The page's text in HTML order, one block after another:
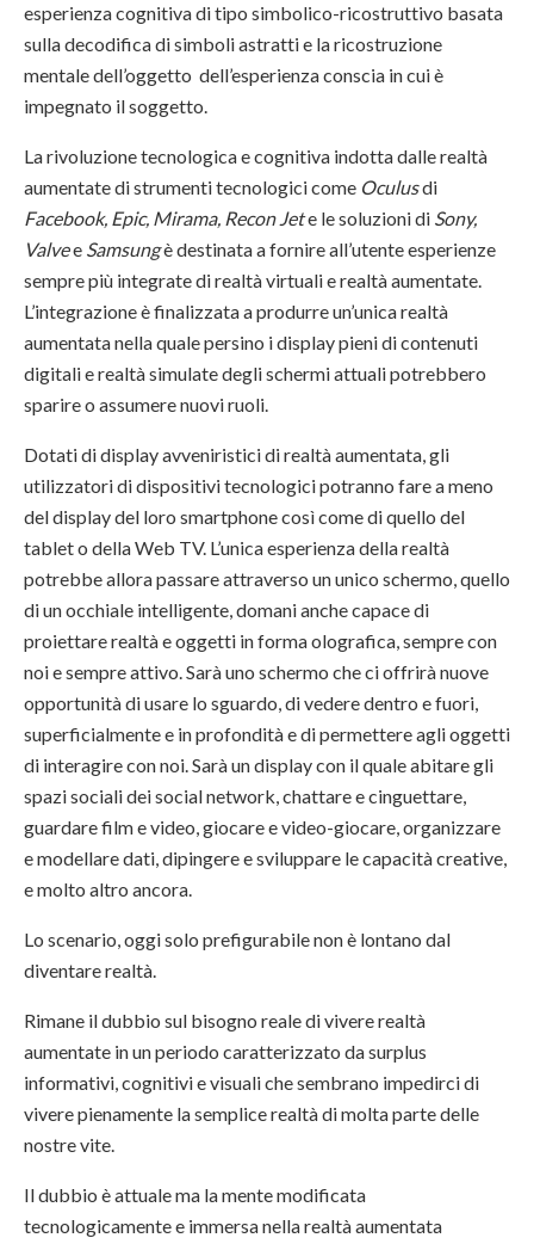
esperienza cognitiva di tipo simbolico-ricostruttivo basata
sulla decodifica di simboli astratti e la ricostruzione
mentale dell’oggetto dell’esperienza conscia in cui è
impegnato il soggetto.
La rivoluzione tecnologica e cognitiva indotta dalle realtà
aumentate di strumenti tecnologici come Oculusdi
Facebook, Epic, Mirama, Recon Jete le soluzioni di Sony,
Valvee Samsungè destinata a fornire all’utente esperienze
sempre più integrate di realtà virtuali e realtà aumentate.
L’integrazione è finalizzata a produrre un’unica realtà
aumentata nella quale persino i display pieni di contenuti
digitali e realtà simulate degli schermi attuali potrebbero
sparire o assumere nuovi ruoli.
Dotati di display avveniristici di realtà aumentata, gli
utilizzatori di dispositivi tecnologici potranno fare a meno
del display del loro smartphone così come di quello del
tablet o della Web TV. L’unica esperienza della realtà
potrebbe allora passare attraverso un unico schermo, quello
di un occhiale intelligente, domani anche capace di
proiettare realtà e oggetti in forma olografica, sempre con
noi e sempre attivo. Sarà uno schermo che ci offrirà nuove
opportunità di usare lo sguardo, di vedere dentro e fuori,
superficialmente e in profondità e di permettere agli oggetti
di interagire con noi. Sarà un display con il quale abitare gli
spazi sociali dei social network, chattare e cinguettare,
guardare film e video, giocare e video-giocare, organizzare
e modellare dati, dipingere e sviluppare le capacità creative,
e molto altro ancora.
Lo scenario, oggi solo prefigurabile non è lontano dal
diventare realtà.
Rimane il dubbio sul bisogno reale di vivere realtà
aumentate in un periodo caratterizzato da surplus
informativi, cognitivi e visuali che sembrano impedirci di
vivere pienamente la semplice realtà di molta parte delle
nostre vite.
Il dubbio è attuale ma la mente modificata
tecnologicamente e immersa nella realtà aumentata